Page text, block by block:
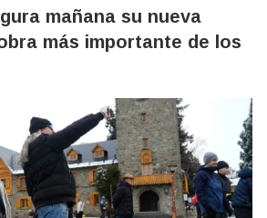
mañana su nueva
más importante de los